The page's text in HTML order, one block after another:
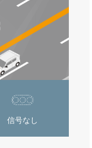
信号なし